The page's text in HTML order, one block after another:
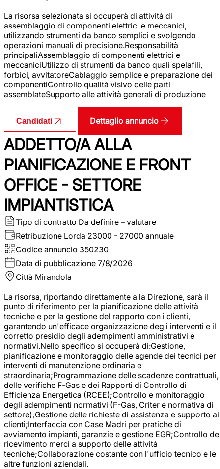
La risorsa selezionata si occuperà di attività di
assemblaggio di componenti elettrici e meccanici,
utilizzando strumenti da banco semplici e svolgendo
operazioni manuali di precisione.Responsabilità
principaliAssemblaggio di componenti elettrici e
meccaniciUtilizzo di strumenti da banco quali spelafili,
forbici, avvitatoreCablaggio semplice e preparazione dei
componentiControllo qualità visivo delle parti
assemblateSupporto alle attività generali di produzione
Candidati Dettaglio annuncio
ADDETTO/A ALLA
PIANIFICAZIONE E FRONT
OFFICE - SETTORE
IMPIANTISTICA
Tipo di contratto Da definire – valutare
Retribuzione Lorda 23000 - 27000 annuale
Codice annuncio 350230
Data di pubblicazione 7/8/2026
Città Mirandola
La risorsa, riportando direttamente alla Direzione, sarà il
punto di riferimento per la pianificazione delle attività
tecniche e per la gestione del rapporto con i clienti,
garantendo un'efficace organizzazione degli interventi e il
corretto presidio degli adempimenti amministrativi e
normativi.Nello specifico si occuperà di:Gestione,
pianificazione e monitoraggio delle agende dei tecnici per
interventi di manutenzione ordinaria e
straordinaria;Programmazione delle scadenze contrattuali,
delle verifiche F-Gas e dei Rapporti di Controllo di
Efficienza Energetica (RCEE);Controllo e monitoraggio
degli adempimenti normativi (F-Gas, Criter e normativa di
settore);Gestione delle richieste di assistenza e supporto ai
clienti;Interfaccia con Case Madri per pratiche di
avviamento impianti, garanzie e gestione EGR;Controllo
ricevimento merci a supporto delle attività
tecniche;Collaborazione costante con l'ufficio tecnico e le
altre funzioni aziendali.